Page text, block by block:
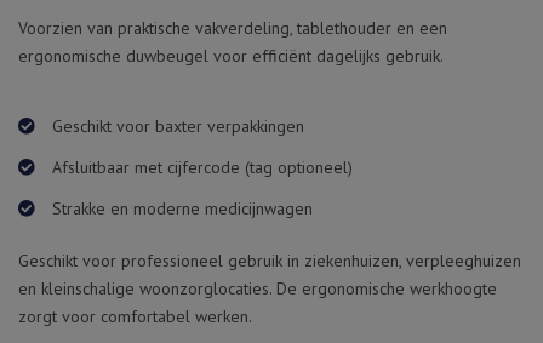
Voorzien van praktische vakverdeling, tablethouder en een
ergonomische duwbeugel voor efficiënt dagelijks gebruik.
Geschikt voor baxter verpakkingen
Afsluitbaar met cijfercode (tag optioneel)
Strakke en moderne medicijnwagen
Geschikt voor professioneel gebruik in ziekenhuizen, verpleeghuizen
en kleinschalige woonzorglocaties. De ergonomische werkhoogte
zorgt voor comfortabel werken.